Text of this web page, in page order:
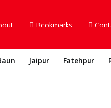
Bookmarks
Jaipur Fatehpur